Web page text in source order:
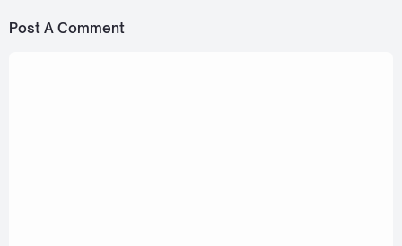
Post A Comment